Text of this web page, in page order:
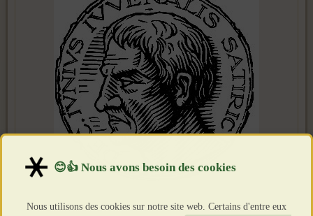
Nous utilisons des cookies sur notre site web. Certains d'entre eux